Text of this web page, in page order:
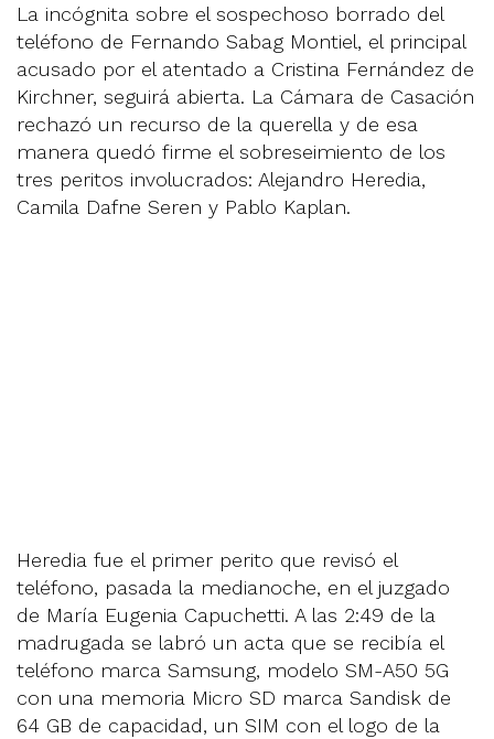
La incógnita sobre el sospechoso borrado del
teléfono de Fernando Sabag Montiel, el principal
acusado por el atentado a Cristina Fernández de
Kirchner, seguirá abierta. La Cámara de Casación
rechazó un recurso de la querella y de esa
manera quedó firme el sobreseimiento de los
tres peritos involucrados: Alejandro Heredia,
Camila Dafne Seren y Pablo Kaplan.
Heredia fue el primer perito que revisó el
teléfono, pasada la medianoche, en el juzgado
de María Eugenia Capuchetti. A las 2:49 de la
madrugada se labró un acta que se recibía el
teléfono marca Samsung, modelo SM-A50 5G
con una memoria Micro SD marca Sandisk de
64 GB de capacidad, un SIM con el logo de la